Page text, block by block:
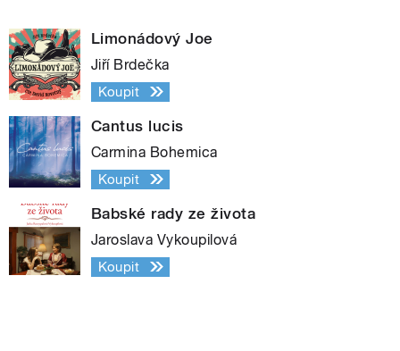
Limonádový Joe
Jiří Brdečka
Koupit
Cantus lucis
Carmina Bohemica
Koupit
Babské rady ze života
Jaroslava Vykoupilová
Koupit